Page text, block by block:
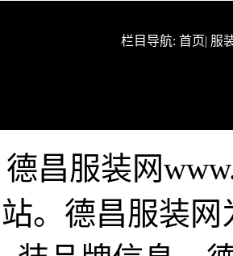
栏目导航: 首页| 服
德昌服装网
站。德昌服装